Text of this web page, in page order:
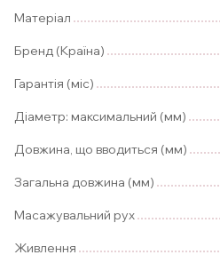
Матеріал
Бренд (Країна)
Гарантія (міс)
Діаметр: максимальний (мм)
Довжина, що вводиться (мм)
Загальна довжина (мм)
Масажувальний рух
Живлення